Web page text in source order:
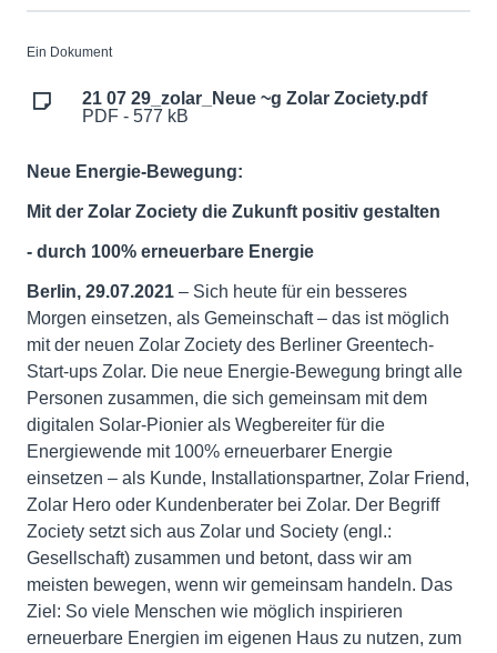
Ein Dokument
21 07 29_zolar_Neue ~g Zolar Zociety.pdf
PDF - 577 kB
Neue Energie-Bewegung:
Mit der Zolar Zociety die Zukunft positiv gestalten
- durch 100% erneuerbare Energie
Berlin, 29.07.2021 – Sich heute für ein besseres
Morgen einsetzen, als Gemeinschaft – das ist möglich
mit der neuen Zolar Zociety des Berliner Greentech-
Start-ups Zolar. Die neue Energie-Bewegung bringt alle
Personen zusammen, die sich gemeinsam mit dem
digitalen Solar-Pionier als Wegbereiter für die
Energiewende mit 100% erneuerbarer Energie
einsetzen – als Kunde, Installationspartner, Zolar Friend,
Zolar Hero oder Kundenberater bei Zolar. Der Begriff
Zociety setzt sich aus Zolar und Society (engl.:
Gesellschaft) zusammen und betont, dass wir am
meisten bewegen, wenn wir gemeinsam handeln. Das
Ziel: So viele Menschen wie möglich inspirieren
erneuerbare Energien im eigenen Haus zu nutzen, zum